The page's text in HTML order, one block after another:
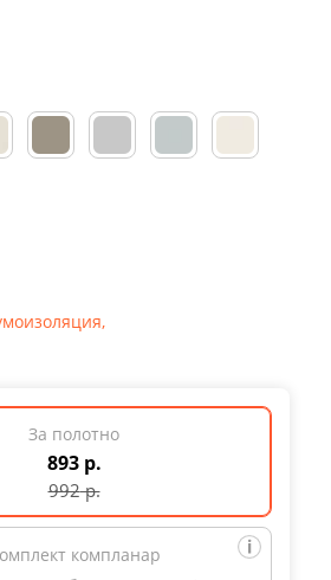
,
За полотно
893 р.
992р.
компланар